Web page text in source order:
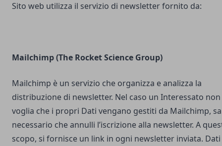
Sito web utilizza il servizio di newsletter fornito da:
Mailchimp (The Rocket Science Group)
Mailchimp è un servizio che organizza e analizza la
distribuzione di newsletter. Nel caso un Interessato non
voglia che i propri Dati vengano gestiti da Mailchimp,
necessario che annulli l’iscrizione alla newsletter. A
scopo, si fornisce un link in ogni newsletter inviata. Dati